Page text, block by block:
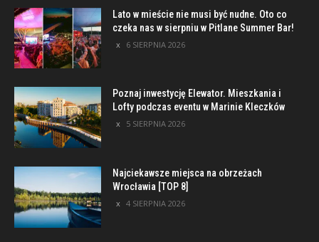
Lato w mieście nie musi być nudne. Oto co
czeka nas w sierpniu w Pitlane Summer Bar!
6 SIERPNIA 2026
Poznaj inwestycję Elewator. Mieszkania i
Lofty podczas eventu w Marinie Kleczków
5 SIERPNIA 2026
Najciekawsze miejsca na obrzeżach
Wrocławia [TOP 8]
4 SIERPNIA 2026